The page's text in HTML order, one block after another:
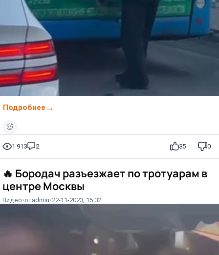
Подробнее
1 913 2 35 0
🔥 Бородач разъезжает по тротуарам в
центре Москвы⁠⁠
Видео отadmin 22-11-2023, 15:32